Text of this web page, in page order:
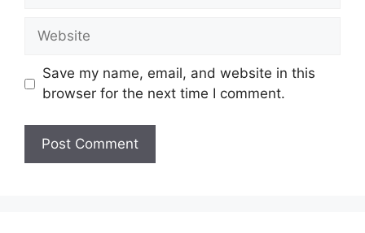
Website
Save my name, email, and website in this
browser for the next time I comment.